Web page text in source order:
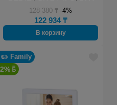
128 380₸ -4%
122 934₸
В корзину
Family
2%